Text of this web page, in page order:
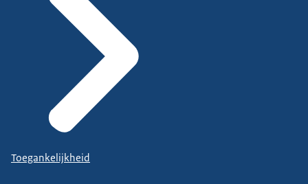
Toegankelijkheid